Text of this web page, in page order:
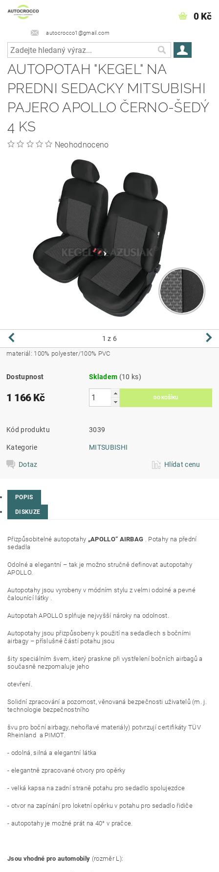
autocrocco1@gmail.com
0 Kč
AUTOPOTAH "KEGEL" NA
PREDNI SEDACKY MITSUBISHI
PAJERO APOLLO ČERNO-ŠEDÝ
4 KS
Neohodnoceno
1 z 6
materiál: 100% polyester/100% PVC
Dostupnost Skladem (10 ks)
1 166 Kč
Kód produktu 3039
Kategorie MITSUBISHI
Dotaz Hlídat cenu
POPIS
DISKUZE
Přizpůsobitelné autopotahy „APOLLO“ AIRBAG . Potahy na přední
sedadla
Odolné a elegantní – tak je možno stručně definovat autopotahy
APOLLO.
Autopotahy jsou vyrobeny v módním stylu z velmi odolné a pevné
čalounící látky .
Autopotah APOLLO splňuje nejvyšší nároky na odolnost.
Autopotahy jsou přizpůsobeny k použití na sedadlech s bočními
airbagy – příslušné částí potahu jsou
šity speciálním švem, který praskne při vystřelení bočních airbagů a
současně nezpomaluje jeho
otevření.
Solidní zpracování a pozornost, věnovaná bezpečnosti uživatelů (m. j.
technologie bezpečnostního
švu pro boční airbagy, nehořlavé materiály) potvrzují certifikáty TÜV
Rheinland a PIMOT.
- odolná, silná a elegantní látka
- elegantně zpracované otvory pro opěrky
- velká kapsa na zadní straně potahu pro sedadlo spolujezdce
- otvor na zapínání pro loketní opěrku v potahu pro sedadlo řidiče
- autopotahy je možné prát na 40° v pračce.
Jsou vhodné pro automobily (rozměr L):